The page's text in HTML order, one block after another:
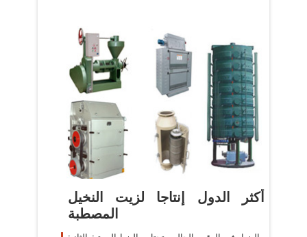
أكثر الدول إنتاجا لزيت النخيل
المصطبة